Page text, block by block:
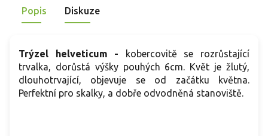
stříbrolistými trvalkami.
Popis Diskuze
Trýzel helveticum -
kobercovitě se rozrůstající
trvalka, dorůstá výšky pouhých 6cm. Květ je žlutý,
dlouhotrvající, objevuje se od začátku května.
Perfektní pro skalky, a dobře odvodněná stanoviště.